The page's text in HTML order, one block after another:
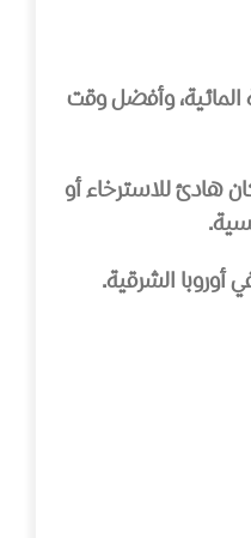
المائية، وأفضل وقت
هادئ للاسترخاء أو
أوروبا الشرقية.